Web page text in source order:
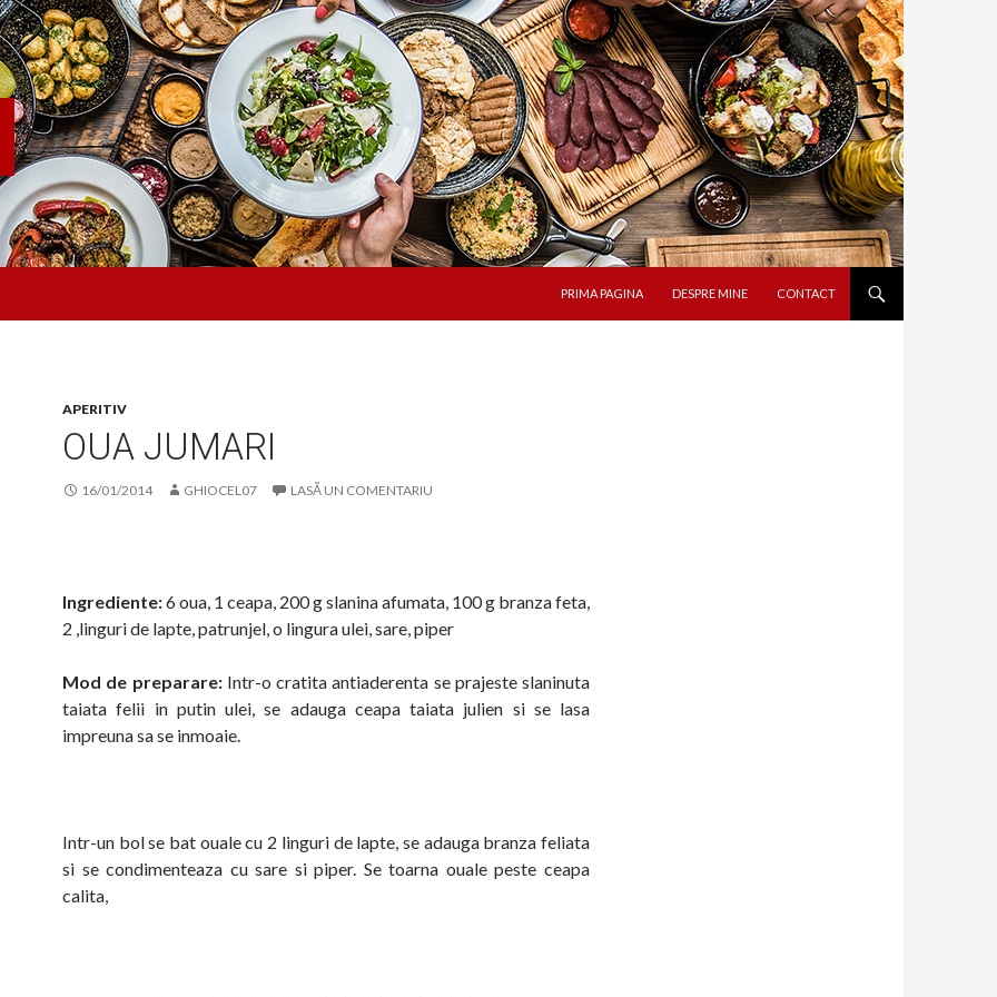
PRIMA PAGINA
DESPRE MINE CONTACT
APERITIV
OUA JUMARI
16/01/2014 GHIOCEL07 LASĂ UN COMENTARIU
Ingrediente:6 oua, 1 ceapa, 200 g slanina afumata, 100 g branza feta,
2 ,linguri de lapte, patrunjel, o lingura ulei, sare, piper
Mod de preparare:Intr-o cratita antiaderenta se prajeste slaninuta
taiata felii in putin ulei, se adauga ceapa taiata julien si se lasa
impreuna sa se inmoaie.
Intr-un bol se bat ouale cu 2 linguri de lapte, se adauga branza feliata
si se condimenteaza cu sare si piper. Se toarna ouale peste ceapa
calita,